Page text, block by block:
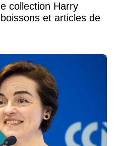
collection Harry
et articles de